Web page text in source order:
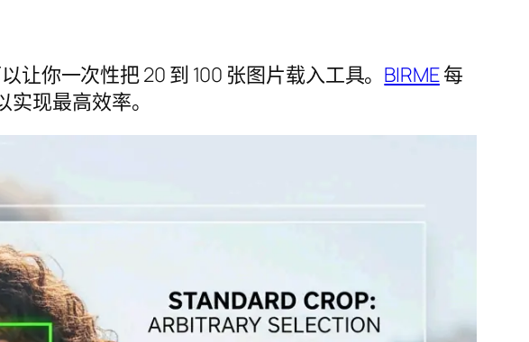
你一次性把 20 到 100 张图片载入工具。 BIRME每
实现最高效率。